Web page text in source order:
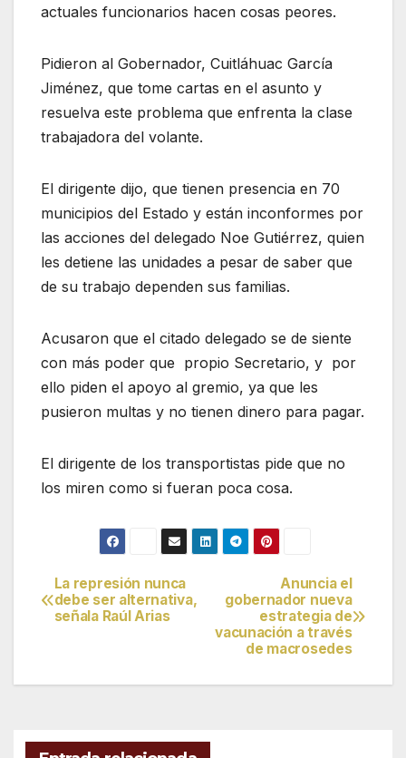
actuales funcionarios hacen cosas peores.
Pidieron al Gobernador, Cuitláhuac García
Jiménez, que tome cartas en el asunto y
resuelva este problema que enfrenta la clase
trabajadora del volante.
El dirigente dijo, que tienen presencia en 70
municipios del Estado y están inconformes por
las acciones del delegado Noe Gutiérrez, quien
les detiene las unidades a pesar de saber que
de su trabajo dependen sus familias.
Acusaron que el citado delegado se de siente
con más poder que propio Secretario, y por
ello piden el apoyo al gremio, ya que les
pusieron multas y no tienen dinero para pagar.
El dirigente de los transportistas pide que no
los miren como si fueran poca cosa.
Navegación
de
Anuncia el
gobernador nueva
estrategia de
vacunación a través
de macrosedes
La represión nunca
debe ser alternativa,
señala Raúl Arias